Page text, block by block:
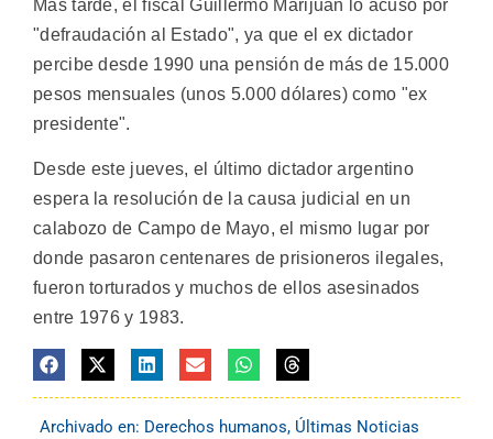
Más tarde, el fiscal Guillermo Marijuan lo acusó por
"defraudación al Estado", ya que el ex dictador
percibe desde 1990 una pensión de más de 15.000
pesos mensuales (unos 5.000 dólares) como "ex
presidente".
Desde este jueves, el último dictador argentino
espera la resolución de la causa judicial en un
calabozo de Campo de Mayo, el mismo lugar por
donde pasaron centenares de prisioneros ilegales,
fueron torturados y muchos de ellos asesinados
entre 1976 y 1983.
Archivado en: Derechos humanos, Últimas Noticias